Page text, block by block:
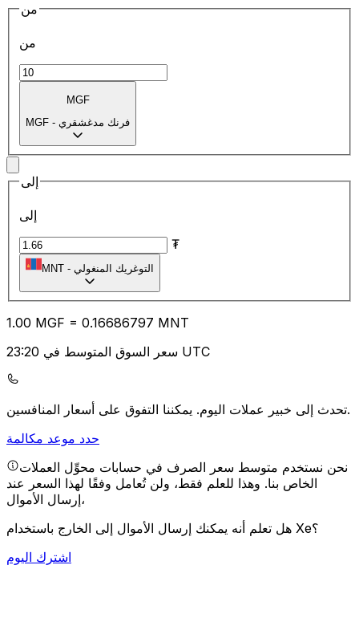
من
من
MGF
MGF - فرنك مدغشقري
إلى
إلى
₮
MNT - التوغريك المنغولي
1.00 MGF = 0.16686797 MNT
سعر السوق المتوسط في 23:20 UTC
تحدث إلى خبير عملات اليوم.يمكننا التفوق على أسعار المنافسين.
حدد موعد مكالمة
نحن نستخدم متوسط سعر الصرف في حسابات محوِّل العملات
الخاص بنا. وهذا للعلم فقط، ولن تُعامل وفقًا لهذا السعر عند
إرسال الأموال،
هل تعلم أنه يمكنك إرسال الأموال إلى الخارج باستخدام Xe؟
اشترك اليوم